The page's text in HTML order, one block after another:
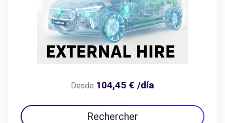
Desde 104,45 € /día
Rechercher